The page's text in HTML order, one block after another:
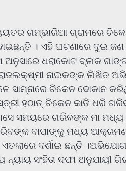
ଗମ୍ଭାରିଆ ଗ୍ରାମରେ
। ଏହି ଘଟଣାରେ ଦୁଇ
ଧରାକୋଟ ବ୍ଲକ
ନାଇକଙ୍କ ଲିଖିତ
ଚିକେନ ଦୋକାନ
ହଠାତ୍ ଚିକେନ କାତି ଧରି
।ସେ ସମୟରେ ଗରିବଙ୍କ ମା
ବାପାଙ୍କୁ ମଧ୍ୟ
ଦର୍ଶାଇ ଛନ୍ତି
ସଂହିତା ଦଫା ଅନୁଯାୟୀ